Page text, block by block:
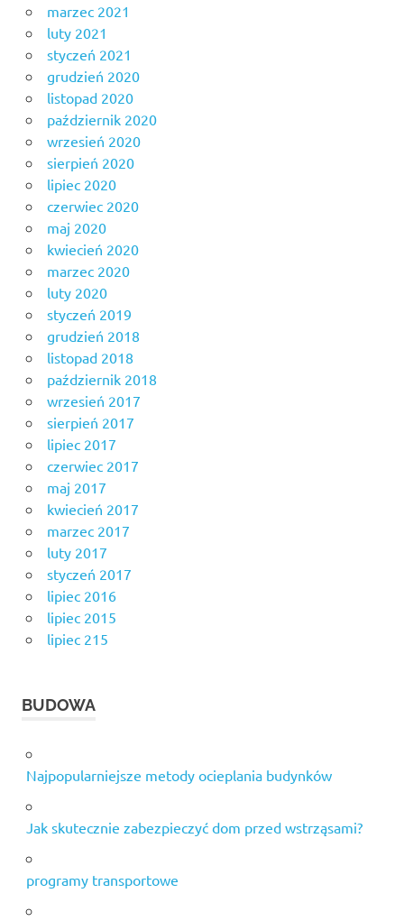
marzec 2021
luty 2021
styczeń 2021
grudzień 2020
listopad 2020
październik 2020
wrzesień 2020
sierpień 2020
lipiec 2020
czerwiec 2020
maj 2020
kwiecień 2020
marzec 2020
luty 2020
styczeń 2019
grudzień 2018
listopad 2018
październik 2018
wrzesień 2017
sierpień 2017
lipiec 2017
czerwiec 2017
maj 2017
kwiecień 2017
marzec 2017
luty 2017
styczeń 2017
lipiec 2016
lipiec 2015
lipiec 215
BUDOWA
Najpopularniejsze metody ocieplania budynków
Jak skutecznie zabezpieczyć dom przed wstrząsami?
programy transportowe